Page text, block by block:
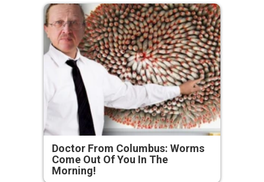
Doctor From Columbus: Worms
Come Out Of You In The
Morning!